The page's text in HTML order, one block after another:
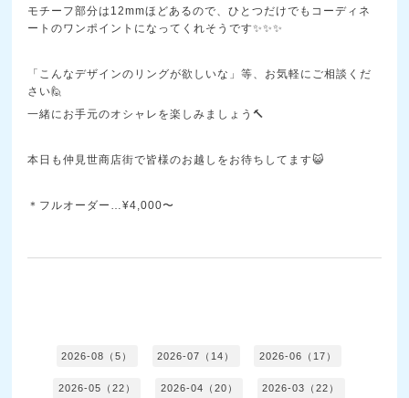
モチーフ部分は12mmほどあるので、ひとつだけでもコーディネ
ートのワンポイントになってくれそうです✨✨✨
「こんなデザインのリングが欲しいな」等、お気軽にご相談くだ
さい🙋
一緒にお手元のオシャレを楽しみましょう🔨
本日も仲見世商店街で皆様のお越しをお待ちしてます😺
＊フルオーダー…¥4,000〜
2026-08（5） 2026-07（14） 2026-06（17）
2026-05（22） 2026-04（20） 2026-03（22）